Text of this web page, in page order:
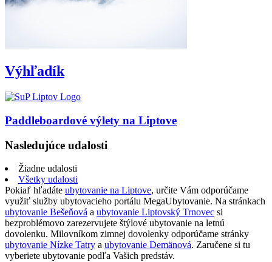
Výhľadík
Paddleboardové výlety na Liptove
Nasledujúce udalosti
Žiadne udalosti
Všetky udalosti
Pokiaľ hľadáte ubytovanie na Liptove, určite Vám odporúčame
využiť služby ubytovacieho portálu MegaUbytovanie. Na stránkach
ubytovanie Bešeňová a ubytovanie Liptovský Trnovec si
bezproblémovo zarezervujete štýlové ubytovanie na letnú
dovolenku. Milovníkom zimnej dovolenky odporúčame stránky
ubytovanie Nízke Tatry a ubytovanie Demänová. Zaručene si tu
vyberiete ubytovanie podľa Vašich predstáv.